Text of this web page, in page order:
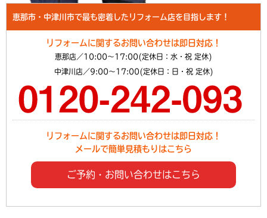
恵那市・中津川市で最も密着したリフォーム店を目指します！
リフォームに関するお問い合わせは即日対応！
恵那店／10:00～17:00(定休日：水・祝 定休)
中津川店／9:00～17:00(定休日：日・祝 定休)
リフォームに関するお問い合わせは即日対応！
メールで簡単見積もりはこちら
ご予約・お問い合わせはこちら